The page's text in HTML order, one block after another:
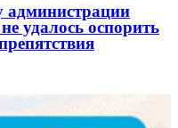
администрации
удалось оспорить